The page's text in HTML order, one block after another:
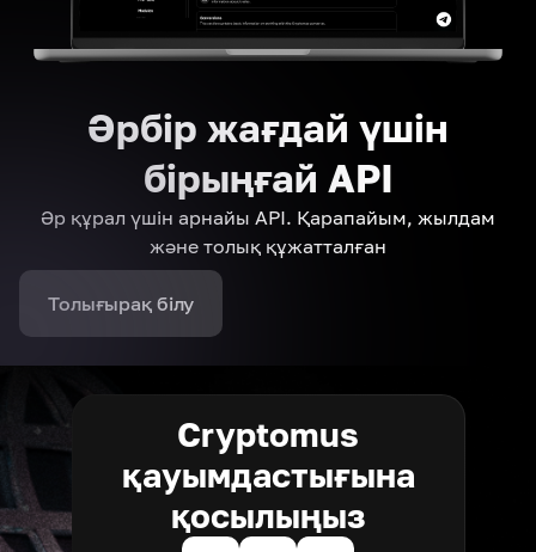
Әрбір жағдай үшін
бірыңғай API
Әр құрал үшін арнайы API. Қарапайым, жылдам
және толық құжатталған
Толығырақ білу
Cryptomus
қауымдастығына
қосылыңыз